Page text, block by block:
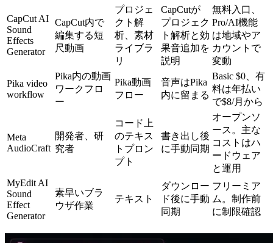
CapCut AI
Sound
Effects
Generator
CapCut内で
編集する短
尺動画
プロジェ
クト解
析、素材
ライブラ
リ
CapCutが
プロジェク
ト解析と効
果音追加を
説明
無料入口、
Pro/AI機能
は地域やア
カウントで
変動
Pika video
workflow
Pika内の動画
ワークフロ
ー
Pika動画
フロー
音声はPika
内に留まる
Basic $0、有
料は年払い
で$8/月から
Meta
AudioCraft
開発者、研
究者
コード上
のテキス
トプロン
プト
書き出し後
に手動同期
オープンソ
ース。主な
コストはハ
ードウェア
と運用
MyEdit AI
Sound
Effect
Generator
素早いブラ
ウザ作業
テキスト
ダウンロー
ド後に手動
同期
フリーミア
ム。制作前
に制限確認